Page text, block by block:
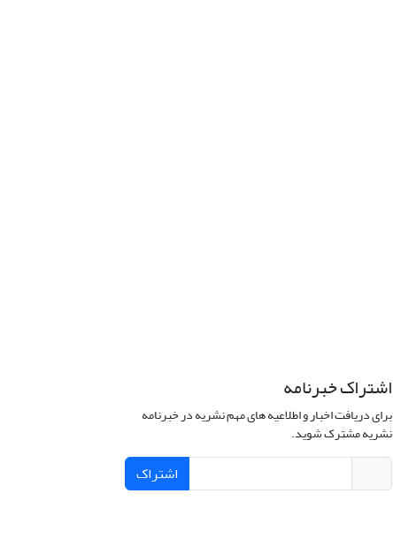
اشتراک خبرنامه
برای دریافت اخبار و اطلاعیه های مهم نشریه در خبرنامه
نشریه مشترک شوید.
اشتراک